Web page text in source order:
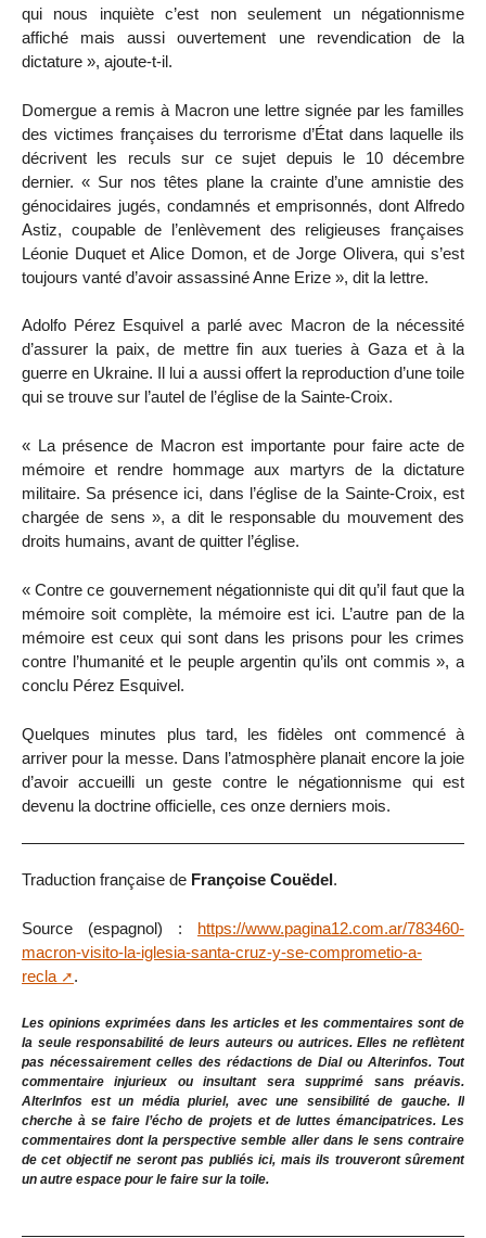
qui nous inquiète c’est non seulement un négationnisme
affiché mais aussi ouvertement une revendication de la
dictature », ajoute-t-il.
Domergue a remis à Macron une lettre signée par les familles
des victimes françaises du terrorisme d’État dans laquelle ils
décrivent les reculs sur ce sujet depuis le 10 décembre
dernier. « Sur nos têtes plane la crainte d’une amnistie des
génocidaires jugés, condamnés et emprisonnés, dont Alfredo
Astiz, coupable de l’enlèvement des religieuses françaises
Léonie Duquet et Alice Domon, et de Jorge Olivera, qui s’est
toujours vanté d’avoir assassiné Anne Erize », dit la lettre.
Adolfo Pérez Esquivel a parlé avec Macron de la nécessité
d’assurer la paix, de mettre fin aux tueries à Gaza et à la
guerre en Ukraine. Il lui a aussi offert la reproduction d’une toile
qui se trouve sur l’autel de l’église de la Sainte-Croix.
« La présence de Macron est importante pour faire acte de
mémoire et rendre hommage aux martyrs de la dictature
militaire. Sa présence ici, dans l’église de la Sainte-Croix, est
chargée de sens », a dit le responsable du mouvement des
droits humains, avant de quitter l’église.
« Contre ce gouvernement négationniste qui dit qu’il faut que la
mémoire soit complète, la mémoire est ici. L’autre pan de la
mémoire est ceux qui sont dans les prisons pour les crimes
contre l’humanité et le peuple argentin qu’ils ont commis », a
conclu Pérez Esquivel.
Quelques minutes plus tard, les fidèles ont commencé à
arriver pour la messe. Dans l’atmosphère planait encore la joie
d’avoir accueilli un geste contre le négationnisme qui est
devenu la doctrine officielle, ces onze derniers mois.
Traduction française de Françoise Couëdel .
Source (espagnol) : https://www.pagina12.com.ar/783460-
macron-visito-la-iglesia-santa-cruz-y-se-comprometio-a-
recla
.
Les opinions exprimées dans les articles et les commentaires sont de
la seule responsabilité de leurs auteurs ou autrices. Elles ne reflètent
pas nécessairement celles des rédactions de Dial ou Alterinfos. Tout
commentaire injurieux ou insultant sera supprimé sans préavis.
AlterInfos est un média pluriel, avec une sensibilité de gauche. Il
cherche à se faire l’écho de projets et de luttes émancipatrices. Les
commentaires dont la perspective semble aller dans le sens contraire
de cet objectif ne seront pas publiés ici, mais ils trouveront sûrement
un autre espace pour le faire sur la toile.